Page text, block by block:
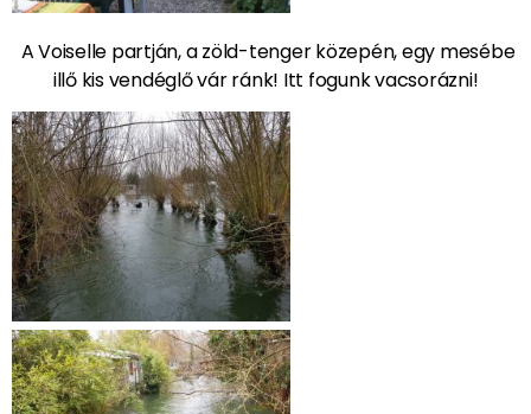
A Voiselle partján, a zöld-tenger közepén, egy mesébe
illő kis vendéglő vár ránk! Itt fogunk vacsorázni!